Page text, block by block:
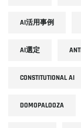
AI活用事例
AI選定
CONSTITUTIONAL AI
DOMOPALOOZA